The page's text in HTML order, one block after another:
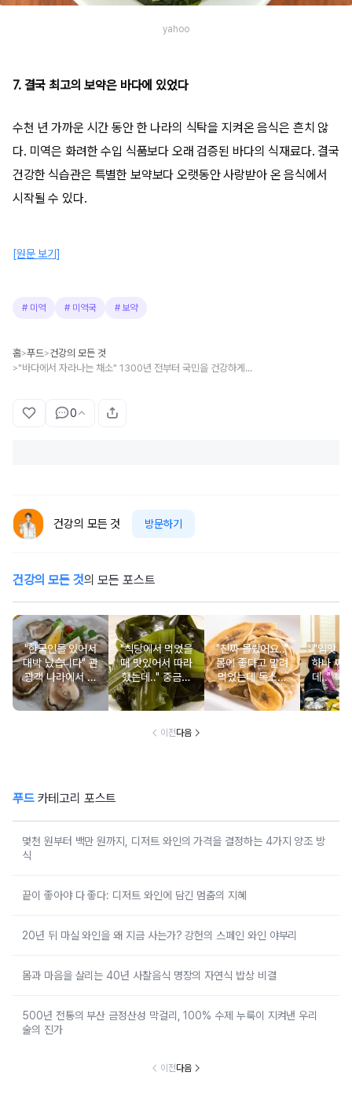
yahoo
7. 결국 최고의 보약은 바다에 있었다
수천 년 가까운 시간 동안 한 나라의 식탁을 지켜온 음식은 흔치 않
다. 미역은 화려한 수입 식품보다 오래 검증된 바다의 식재료다. 결국
건강한 식습관은 특별한 보약보다 오랫동안 사랑받아 온 음식에서
시작될 수 있다.
[원문 보기]
# 미역 # 미역국 # 보약
홈>푸드>건강의 모든 것
> "바다에서 자라나는 채소" 1300년 전부터 국민을 건강하게 해준 음식 1위
0
건강의 모든 것 방문하기
건강의 모든 것의 모든 포스트
"한국인들 있어서
대박 났습니다" 관
광객 나라에서 남
녀노소 보양식처
럼 먹는 음식
"식당에서 먹었을
때 맛있어서 따라
했는데.." 중금속
싹 다 빠질 줄 몰
랐어요
"진짜 몰랐어요.."
몸에 좋다고 말려
먹었는데 독소를
먹고 있었던 의외
의 음식
"입맛 없
하나 싸
데.." 북
외로 안
건
이전다음
푸드카테고리 포스트
몇천 원부터 백만 원까지, 디저트 와인의 가격을 결정하는 4가지 양조 방
식
끝이 좋아야 다 좋다: 디저트 와인에 담긴 멈춤의 지혜
20년 뒤 마실 와인을 왜 지금 사는가? 강헌의 스페인 와인 야부리
몸과 마음을 살리는 40년 사찰음식 명장의 자연식 밥상 비결
500년 전통의 부산 금정산성 막걸리, 100% 수제 누룩이 지켜낸 우리
술의 진가
이전다음